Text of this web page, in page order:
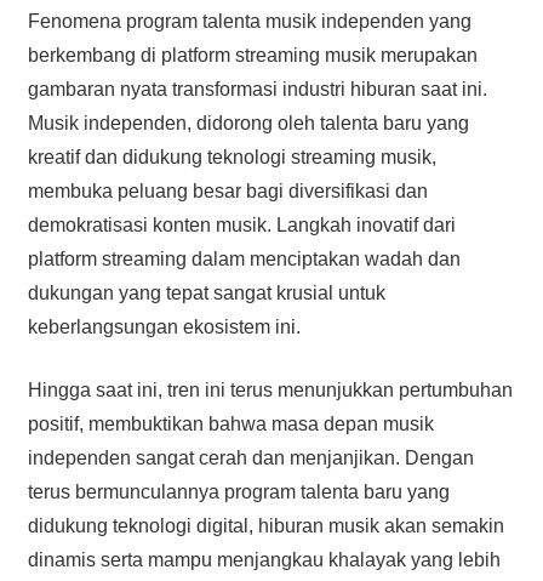
Fenomena program talenta musik independen yang
berkembang di platform streaming musik merupakan
gambaran nyata transformasi industri hiburan saat ini.
Musik independen, didorong oleh talenta baru yang
kreatif dan didukung teknologi streaming musik,
membuka peluang besar bagi diversifikasi dan
demokratisasi konten musik. Langkah inovatif dari
platform streaming dalam menciptakan wadah dan
dukungan yang tepat sangat krusial untuk
keberlangsungan ekosistem ini.
Hingga saat ini, tren ini terus menunjukkan pertumbuhan
positif, membuktikan bahwa masa depan musik
independen sangat cerah dan menjanjikan. Dengan
terus bermunculannya program talenta baru yang
didukung teknologi digital, hiburan musik akan semakin
dinamis serta mampu menjangkau khalayak yang lebih